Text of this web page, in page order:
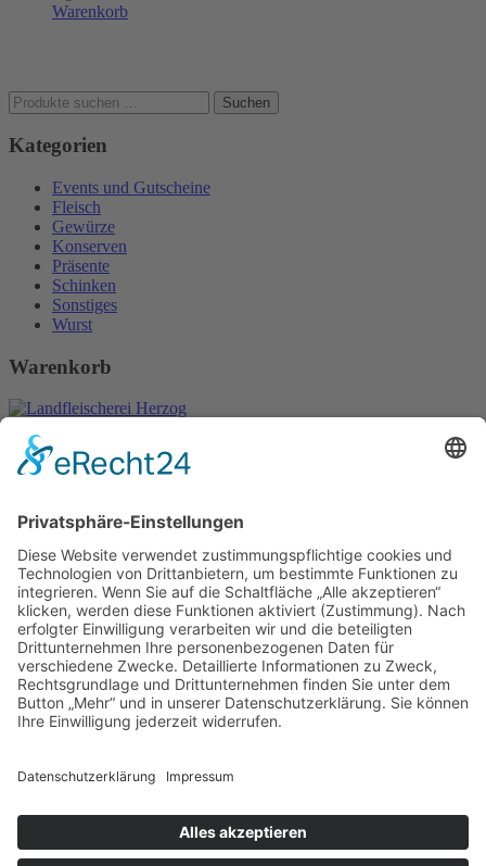
Warenkorb
Suchen
nach:
Suchen
Kategorien
Events und Gutscheine
Fleisch
Gewürze
Konserven
Präsente
Schinken
Sonstiges
Wurst
Warenkorb
Wir überzeugen durch Qualität.
Wir freuen uns auf Sie:
Landfleischerei & Catering Karl Herzog
Leutersdorfer Str. 6
02794 Spitzkunnersdorf
Tel.: 03586 / 38 62 96
Fax: 03586 / 78 93 32